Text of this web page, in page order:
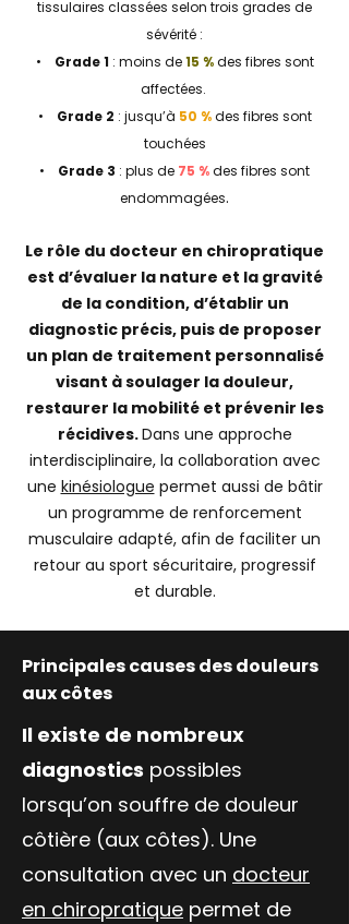
tissulaires classées selon trois grades de
sévérité :
• Grade 1 : moins de15 % des fibres sont
affectées.
•
Grade 2 : jusqu’à 50 %des fibres sont
touchées
• Grade 3 : plus de 75 %des fibres sont
endommagées.
Le rôle du docteur en chiropratique
est d’évaluer la nature et la gravité
de la condition, d’établir un
diagnostic précis, puis de proposer
un plan de traitement personnalisé
visant à soulager la douleur,
restaurer la mobilité et prévenir les
récidives.Dans une approche
interdisciplinaire, la collaboration avec
une kinésiologue permet aussi de bâtir
un programme de renforcement
musculaire adapté, afin de faciliter un
retour au sport sécuritaire, progressif
et durable.
Principales causes des douleurs
aux côtes
Il existe de nombreux
diagnostics possibles
lorsqu’on souffre de douleur
côtière (aux côtes). Une
consultation avec un docteur
en chiropratique permet de